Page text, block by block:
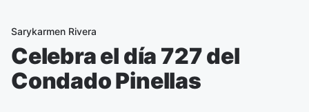
Sarykarmen Rivera
Celebra el día 727 del
Condado Pinellas